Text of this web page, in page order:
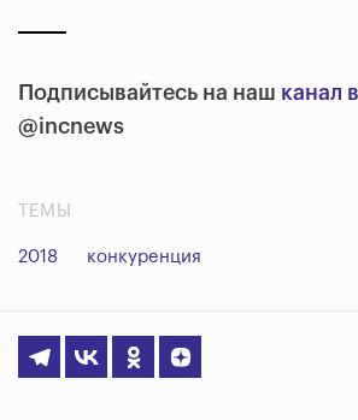
Подписывайтесь на наш канал
@incnews
ТЕМЫ
2018 конкуренция